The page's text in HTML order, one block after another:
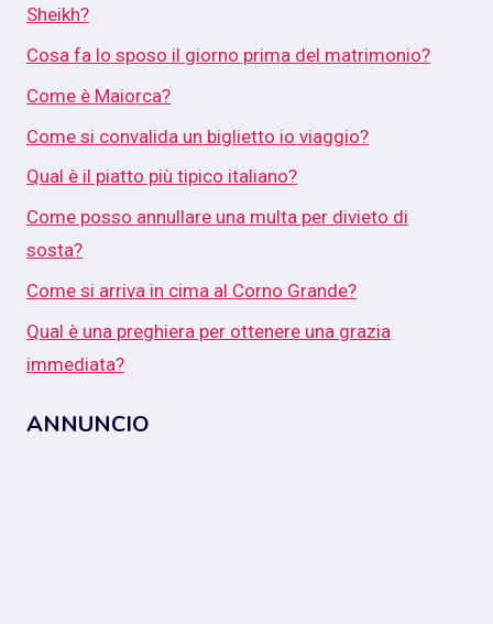
Sheikh?
Cosa fa lo sposo il giorno prima del matrimonio?
Come è Maiorca?
Come si convalida un biglietto io viaggio?
Qual è il piatto più tipico italiano?
Come posso annullare una multa per divieto di
sosta?
Come si arriva in cima al Corno Grande?
Qual è una preghiera per ottenere una grazia
immediata?
ANNUNCIO